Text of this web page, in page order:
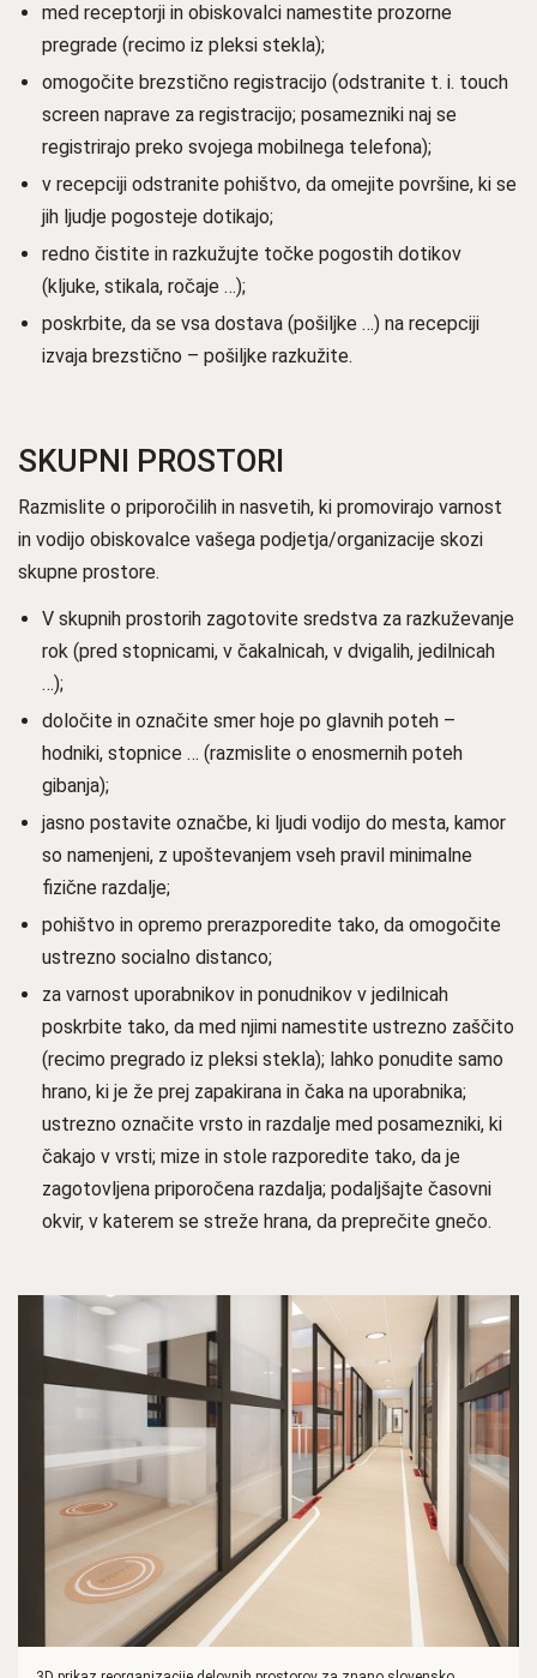
med receptorji in obiskovalci namestite prozorne
pregrade (recimo iz pleksi stekla);
omogočite brezstično registracijo (odstranite t. i. touch
screen naprave za registracijo; posamezniki naj se
registrirajo preko svojega mobilnega telefona);
v recepciji odstranite pohištvo, da omejite površine, ki se
jih ljudje pogosteje dotikajo;
redno čistite in razkužujte točke pogostih dotikov
(kljuke, stikala, ročaje …);
poskrbite, da se vsa dostava (pošiljke …) na recepciji
izvaja brezstično – pošiljke razkužite.
SKUPNI PROSTORI
Razmislite o priporočilih in nasvetih, ki promovirajo varnost
in vodijo obiskovalce vašega podjetja/organizacije skozi
skupne prostore.
V skupnih prostorih zagotovite sredstva za razkuževanje
rok (pred stopnicami, v čakalnicah, v dvigalih, jedilnicah
…);
določite in označite smer hoje po glavnih poteh –
hodniki, stopnice … (razmislite o enosmernih poteh
gibanja);
jasno postavite označbe, ki ljudi vodijo do mesta, kamor
so namenjeni, z upoštevanjem vseh pravil minimalne
fizične razdalje;
pohištvo in opremo prerazporedite tako, da omogočite
ustrezno socialno distanco;
za varnost uporabnikov in ponudnikov v jedilnicah
poskrbite tako, da med njimi namestite ustrezno zaščito
(recimo pregrado iz pleksi stekla); lahko ponudite samo
hrano, ki je že prej zapakirana in čaka na uporabnika;
ustrezno označite vrsto in razdalje med posamezniki, ki
čakajo v vrsti; mize in stole razporedite tako, da je
zagotovljena priporočena razdalja; podaljšajte časovni
okvir, v katerem se streže hrana, da preprečite gnečo.